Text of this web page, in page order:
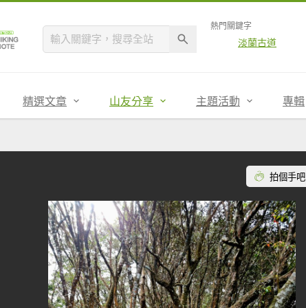
熱門關鍵字
淡蘭古道
精選文章 山友分享 主題活動 專輯
拍個手吧